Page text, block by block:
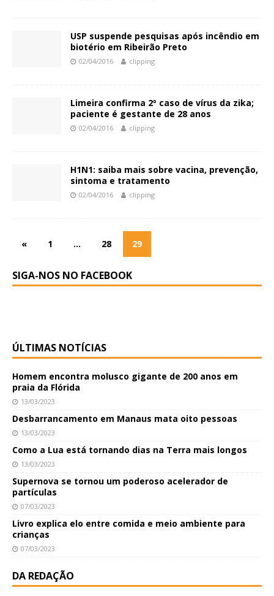
USP suspende pesquisas após incêndio em
biotério em Ribeirão Preto
02/04/2016 clipping
Limeira confirma 2º caso de vírus da zika;
paciente é gestante de 28 anos
02/04/2016 clipping
H1N1: saiba mais sobre vacina, prevenção,
sintoma e tratamento
02/04/2016 clipping
« 1 … 28 29
SIGA-NOS NO FACEBOOK
ÚLTIMAS NOTÍCIAS
Homem encontra molusco gigante de 200 anos em
praia da Flórida
13/03/2023
Desbarrancamento em Manaus mata oito pessoas
13/03/2023
Como a Lua está tornando dias na Terra mais longos
13/03/2023
Supernova se tornou um poderoso acelerador de
partículas
07/03/2023
Livro explica elo entre comida e meio ambiente para
crianças
07/03/2023
DA REDAÇÃO